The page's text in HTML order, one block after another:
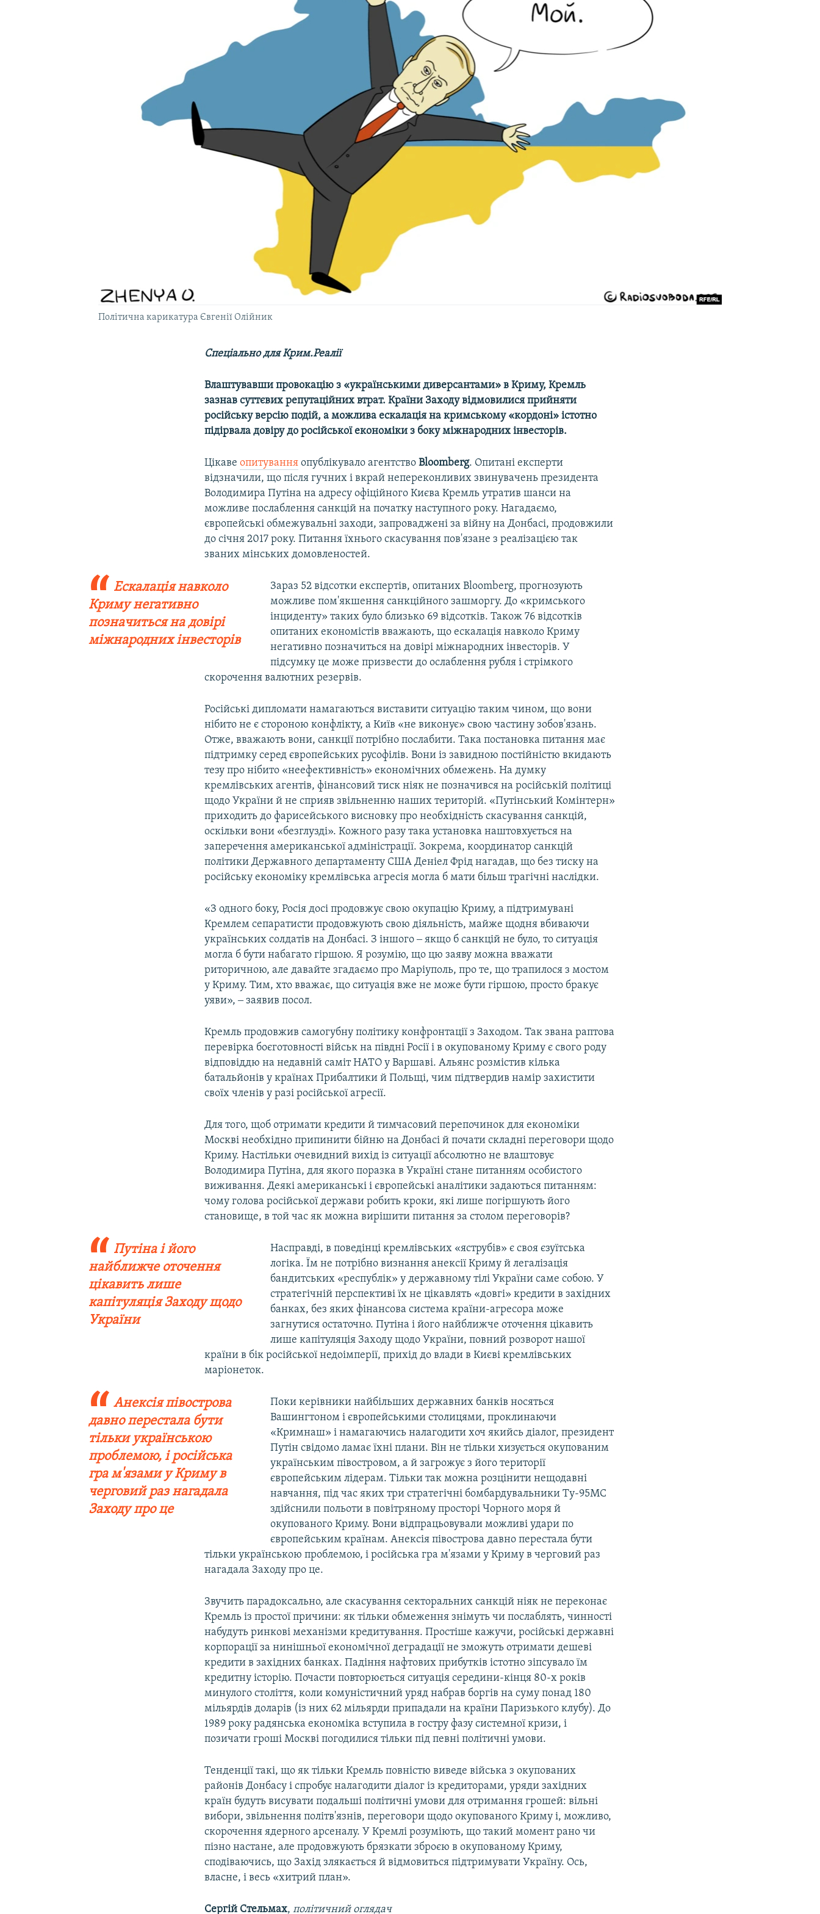
Політична карикатура Євгенії Олійник
Спеціально для Крим.Реалії
Влаштувавши провокацію з «українськими диверсантами» в Криму, Кремль
зазнав суттєвих репутаційних втрат. Країни Заходу відмовилися прийняти
російську версію подій, а можлива ескалація на кримському «кордоні» істотно
підірвала довіру до російської економіки з боку міжнародних інвесторів.
Цікавеопитування опублікувало агентствоBloomberg. Опитані експерти
відзначили, що після гучних і вкрай непереконливих звинувачень президента
Володимира Путіна на адресу офіційного Києва Кремль утратив шанси на
можливе послаблення санкцій на початку наступного року. Нагадаємо,
європейські обмежувальні заходи, запроваджені за війну на Донбасі, продовжили
до січня 2017 року. Питання їхнього скасування пов'язане з реалізацією так
званих мінських домовленостей.
Ескалація навколо
Криму негативно
позначиться на довірі
міжнародних інвесторів
Зараз 52 відсотки експертів, опитаних Bloomberg, прогнозують
можливе пом'якшення санкційного зашморгу. До «кримського
інциденту» таких було близько 69 відсотків. Також 76 відсотків
опитаних економістів вважають, що ескалація навколо Криму
негативно позначиться на довірі міжнародних інвесторів. У
підсумку це може призвести до ослаблення рубля і стрімкого
скорочення валютних резервів.
Російські дипломати намагаються виставити ситуацію таким чином, що вони
нібито не є стороною конфлікту, а Київ «не виконує» свою частину зобов'язань.
Отже, вважають вони, санкції потрібно послабити. Така постановка питання має
підтримку серед європейських русофілів. Вони із завидною постійністю вкидають
тезу про нібито «неефективність» економічних обмежень. На думку
кремлівських агентів, фінансовий тиск ніяк не позначився на російській політиці
щодо України й не сприяв звільненню наших територій. «Путінський Комінтерн»
приходить до фарисейського висновку про необхідність скасування санкцій,
оскільки вони «безглузді». Кожного разу така установка наштовхується на
заперечення американської адміністрації. Зокрема, координатор санкцій
політики Державного департаменту США Деніел Фрід нагадав, що без тиску на
російську економіку кремлівська агресія могла б мати більш трагічні наслідки.
«З одного боку, Росія досі продовжує свою окупацію Криму, а підтримувані
Кремлем сепаратисти продовжують свою діяльність, майже щодня вбиваючи
українських солдатів на Донбасі. З іншого ‒ якщо б санкцій не було, то ситуація
могла б бути набагато гіршою. Я розумію, що цю заяву можна вважати
риторичною, але давайте згадаємо про Маріуполь, про те, що трапилося з мостом
у Криму. Тим, хто вважає, що ситуація вже не може бути гіршою, просто бракує
уяви», ‒ заявив посол.
Кремль продовжив самогубну політику конфронтації з Заходом. Так звана раптова
перевірка боєготовності військ на півдні Росії і в окупованому Криму є свого роду
відповіддю на недавній саміт НАТО у Варшаві. Альянс розмістив кілька
батальйонів у країнах Прибалтики й Польщі, чим підтвердив намір захистити
своїх членів у разі російської агресії.
Для того, щоб отримати кредити й тимчасовий перепочинок для економіки
Москві необхідно припинити бійню на Донбасі й почати складні переговори щодо
Криму. Настільки очевидний вихід із ситуації абсолютно не влаштовує
Володимира Путіна, для якого поразка в Україні стане питанням особистого
виживання. Деякі американські і європейські аналітики задаються питанням:
чому голова російської держави робить кроки, які лише погіршують його
становище, в той час як можна вирішити питання за столом переговорів?
Путіна і його
найближче оточення
цікавить лише
капітуляція Заходу щодо
України
Насправді, в поведінці кремлівських «яструбів» є своя єзуїтська
логіка. Їм не потрібно визнання анексії Криму й легалізація
бандитських «республік» у державному тілі України саме собою. У
стратегічній перспективі їх не цікавлять «довгі» кредити в західних
банках, без яких фінансова система країни-агресора може
загнутися остаточно. Путіна і його найближче оточення цікавить
лише капітуляція Заходу щодо України, повний розворот нашої
країни в бік російської недоімперії, прихід до влади в Києві кремлівських
маріонеток.
Анексія півострова
давно перестала бути
тільки українською
проблемою, і російська
гра м'язами у Криму в
черговий раз нагадала
Заходу про це
Поки керівники найбільших державних банків носяться
Вашингтоном і європейськими столицями, проклинаючи
«Кримнаш» і намагаючись налагодити хоч якийсь діалог, президент
Путін свідомо ламає їхні плани. Він не тільки хизується окупованим
українським півостровом, а й загрожує з його території
європейським лідерам. Тільки так можна розцінити нещодавні
навчання, під час яких три стратегічні бомбардувальники Ту-95МС
здійснили польоти в повітряному просторі Чорного моря й
окупованого Криму. Вони відпрацьовували можливі удари по
європейським країнам. Анексія півострова давно перестала бути
тільки українською проблемою, і російська гра м'язами у Криму в черговий раз
нагадала Заходу про це.
Звучить парадоксально, але скасування секторальних санкцій ніяк не переконає
Кремль із простої причини: як тільки обмеження знімуть чи послаблять, чинності
набудуть ринкові механізми кредитування. Простіше кажучи, російські державні
корпорації за нинішньої економічної деградації не зможуть отримати дешеві
кредити в західних банках. Падіння нафтових прибутків істотно зіпсувало їм
кредитну історію. Почасти повторюється ситуація середини-кінця 80-х років
минулого століття, коли комуністичний уряд набрав боргів на суму понад 180
мільярдів доларів (із них 62 мільярди припадали на країни Паризького клубу). До
1989 року радянська економіка вступила в гостру фазу системної кризи, і
позичати гроші Москві погодилися тільки під певні політичні умови.
Тенденції такі, що як тільки Кремль повністю виведе війська з окупованих
районів Донбасу і спробує налагодити діалог із кредиторами, уряди західних
країн будуть висувати подальші політичні умови для отримання грошей: вільні
вибори, звільнення політв'язнів, переговори щодо окупованого Криму і, можливо,
скорочення ядерного арсеналу. У Кремлі розуміють, що такий момент рано чи
пізно настане, але продовжують брязкати зброєю в окупованому Криму,
сподіваючись, що Захід злякається й відмовиться підтримувати Україну. Ось,
власне, і весь «хитрий план».
Сергій Стельмах,політичний оглядач